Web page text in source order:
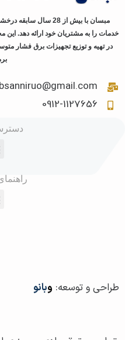
مبسان با بیش از 28
خدمات را به مشتریان خود ارائه دهد. این
در تهیه و توزیع تجهیزات برق فشار
0912-1127656
طراحی و توسعه: وبانو